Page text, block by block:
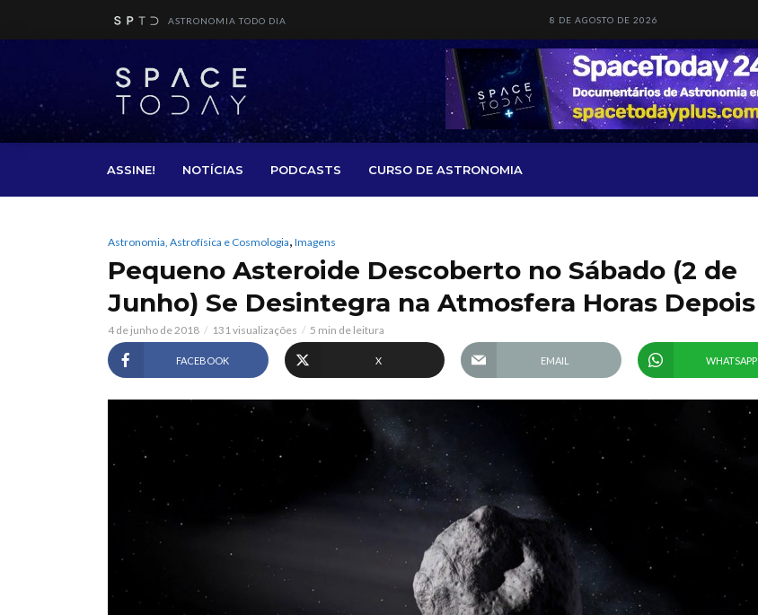
ASTRONOMIA TODO DIA 8 DE AGOSTO DE 2026
ASSINE! NOTÍCIAS PODCASTS CURSO DE ASTRONOMIA
Astronomia, Astrofísica e Cosmologia, Imagens
Pequeno Asteroide Descoberto no Sábado (2 de
Junho) Se Desintegra na Atmosfera Horas Depois
4 de junho de 2018 131 visualizações 5 min de leitura
FACEBOOK X EMAIL WHATSAPP